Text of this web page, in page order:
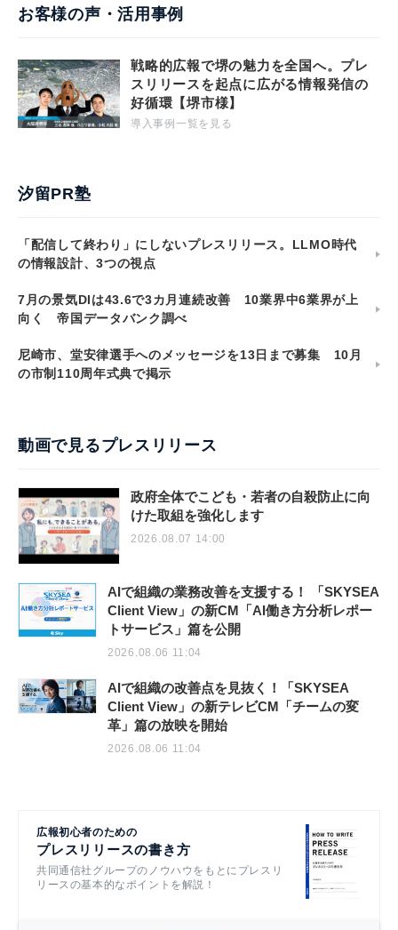
お客様の声・活用事例
戦略的広報で堺の魅力を全国へ。プレ
スリリースを起点に広がる情報発信の
好循環【堺市様】
導入事例一覧を見る
汐留PR塾
「配信して終わり」にしないプレスリリース。LLMO時代
の情報設計、3つの視点
7月の景気DIは43.6で3カ月連続改善 10業界中6業界が上
向く 帝国データバンク調べ
尼崎市、堂安律選手へのメッセージを13日まで募集 10月
の市制110周年式典で掲示
動画で見るプレスリリース
政府全体でこども・若者の自殺防止に向
けた取組を強化します
2026.08.07 14:00
AIで組織の業務改善を支援する！ 「SKYSEA
Client View」の新CM「AI働き方分析レポー
トサービス」篇を公開
2026.08.06 11:04
AIで組織の改善点を見抜く！「SKYSEA
Client View」の新テレビCM「チームの変
革」篇の放映を開始
2026.08.06 11:04
広報初心者のための
プレスリリースの書き方
共同通信社グループのノウハウをもとにプレスリ
リースの基本的なポイントを解説！